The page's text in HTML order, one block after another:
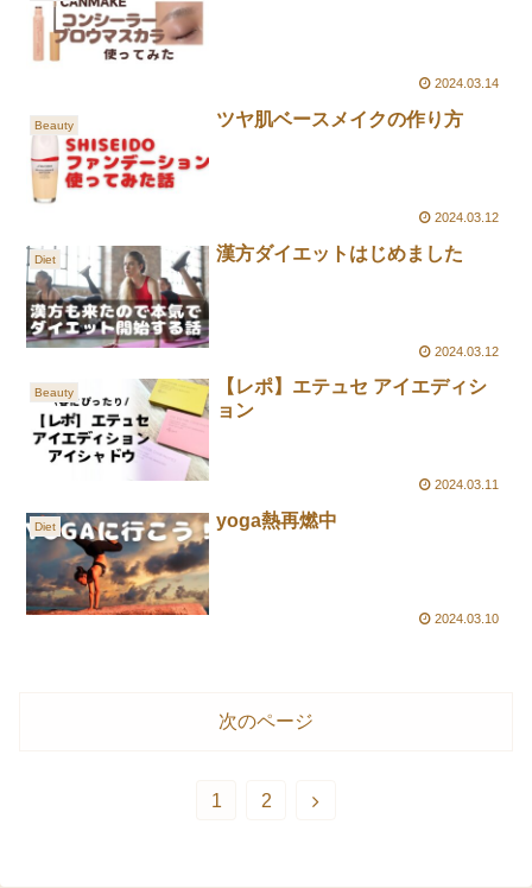
2024.03.14
Beauty ツヤ肌ベースメイクの作り方
2024.03.12
Diet 漢方ダイエットはじめました
2024.03.12
Beauty
【レポ】エテュセ アイエディシ
ョン
2024.03.11
Diet yoga熱再燃中
2024.03.10
次のページ
1 2
次